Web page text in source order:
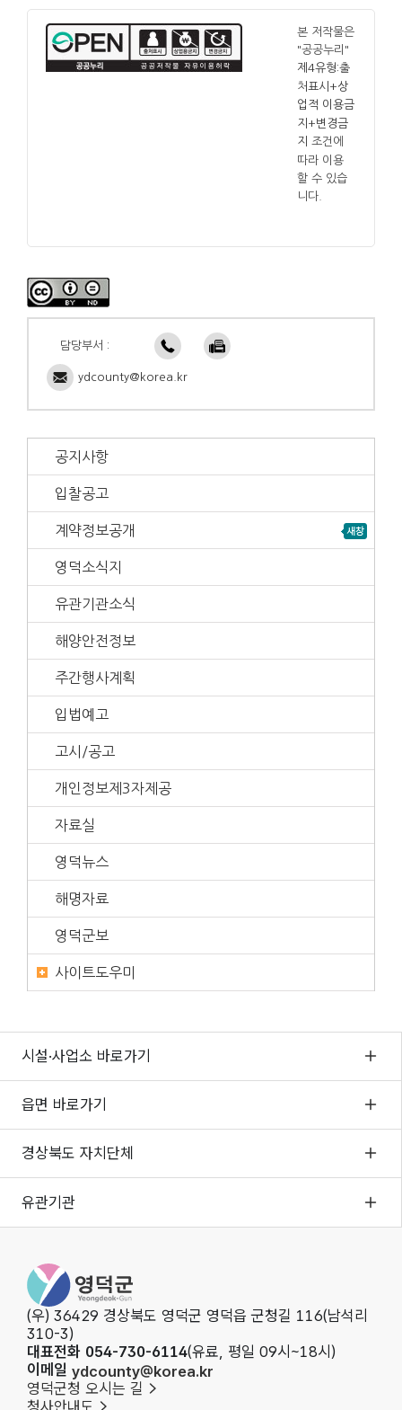
본 저작물은
"공공누리"
제4유형:출
처표시+상
업적 이용금
지+변경금
지 조건에
따라 이용
할 수 있습
니다.
담당부서 :
ydcounty@korea.kr
공지사항
입찰공고
계약정보공개
영덕소식지
유관기관소식
해양안전정보
주간행사계획
입법예고
고시/공고
개인정보제3자제공
자료실
영덕뉴스
해명자료
영덕군보
사이트도우미
시설·사업소 바로가기
읍면 바로가기
경상북도 자치단체
유관기관
영덕군청
(우) 36429 경상북도 영덕군 영덕읍 군청길 116(남석리
310-3)
대표전화 054-730-6114(유료, 평일 09시~18시)
이메일 ydcounty@korea.kr
영덕군청 오시는 길